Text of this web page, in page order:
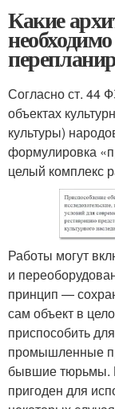
Какие
Согласно ст. 44
объектах
культуры)
формулировка
целый комплекс
Работы могут
и
принцип —
сам объект в
приспособить
промышленные
бывшие тюрьмы.
пригоден для